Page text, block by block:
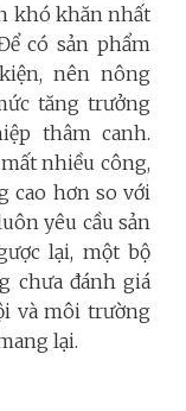
khó khăn nhất
có sản phẩm
nên nông
tăng trưởng
thâm canh.
nhiều công,
cao hơn so với
yêu cầu sản
lại, một bộ
chưa đánh giá
và môi trường
lại.